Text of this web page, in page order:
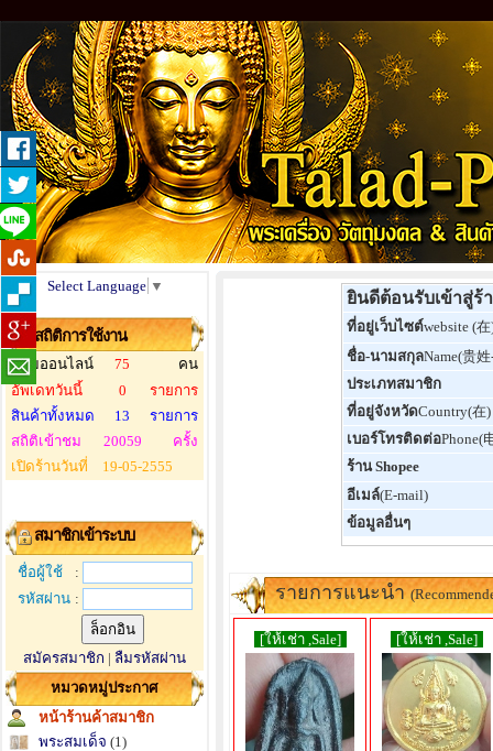
Select Language ▼
สถิติการใช้งาน
ผู้ชมออนไลน์ 75
คน
อัพเดทวันนี้
0
รายการ
สินค้าทั้งหมด
13
รายการ
สถิติเข้าชม
20059
ครั้ง
เปิดร้านวันที่
19-05-2555
สมาชิกเข้าระบบ
ชื่อผู้ใช้
:
รหัสผ่าน :
สมัครสมาชิก | ลืมรหัสผ่าน
หมวดหมู่ประกาศ
หน้าร้านค้าสมาชิก
พระสมเด็จ (1)
ยินดีต้อนรับเข้าสู่
ที่อยู่เว็บไซต์website (
ชื่อ-นามสกุลName(贵
ประเภทสมาชิก
ที่อยู่จังหวัดCountry(在)
เบอร์โทรติดต่อPhone(
ร้าน Shopee
อีเมล์(E-mail)
ข้อมูลอื่นๆ
รายการแนะนำ
[ให้เช่า ,Sale] [ให้เช่า ,Sale]